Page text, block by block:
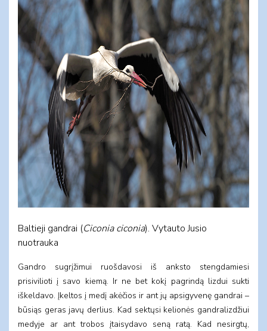
Baltieji gandrai (Ciconia ciconia). Vytauto Jusio
nuotrauka
Gandro sugrįžimui ruošdavosi iš anksto stengdamiesi
prisivilioti į savo kiemą. Ir ne bet kokį pagrindą lizdui sukti
iškeldavo. Įkeltos į medį akėčios ir ant jų apsigyvenę gandrai –
būsiąs geras javų derlius. Kad sektųsi kelionės gandralizdžiui
medyje ar ant trobos įtaisydavo seną ratą. Kad nesirgtų,